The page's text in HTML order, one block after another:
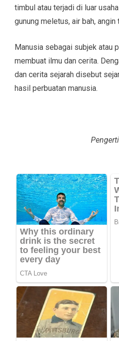
timbul atau terjadi di luar
gunung meletus, air bah, angin
Manusia sebagai subjek atau
membuat ilmu dan cerita.
dan cerita sejarah disebut
hasil perbuatan manusia.